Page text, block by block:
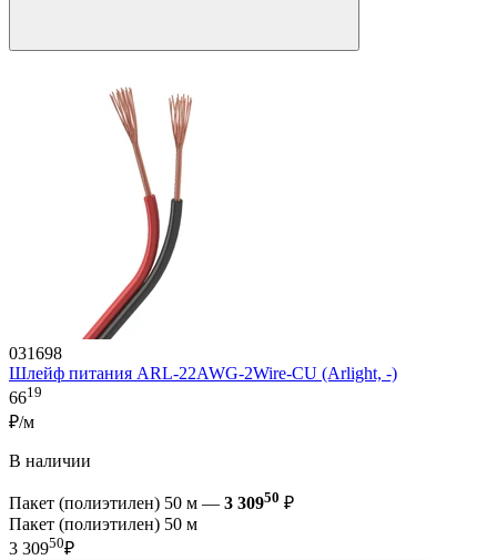
031698
Шлейф питания ARL-22AWG-2Wire-CU (Arlight, -)
6619
₽/м
В наличии
Пакет (полиэтилен) 50 м — 3 30950 ₽
Пакет (полиэтилен) 50 м
3 30950₽